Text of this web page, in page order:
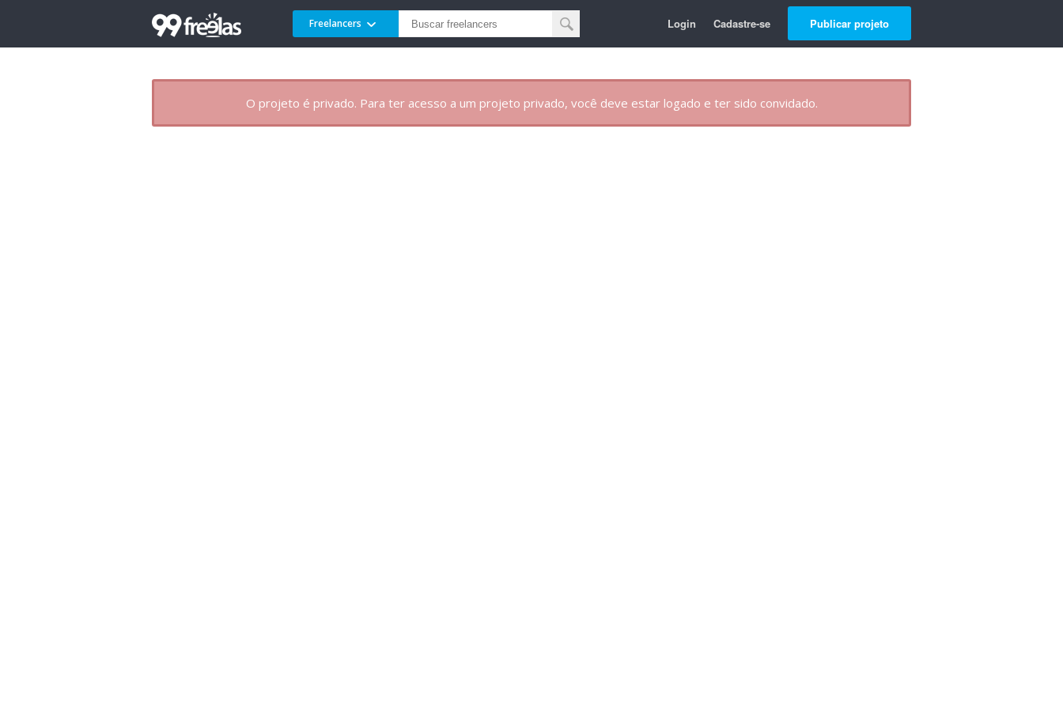
Freelancers Login Cadastre-se Publicar projeto
O projeto é privado. Para ter acesso a um projeto privado, você deve estar logado e ter sido convidado.